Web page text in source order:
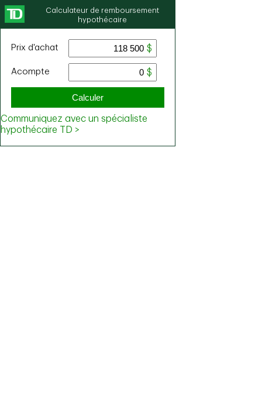
Calculateur de remboursement
hypothécaire
Prix ​​d'achat
Acompte
Calculer
Communiquez avec un spécialiste
hypothécaire TD >